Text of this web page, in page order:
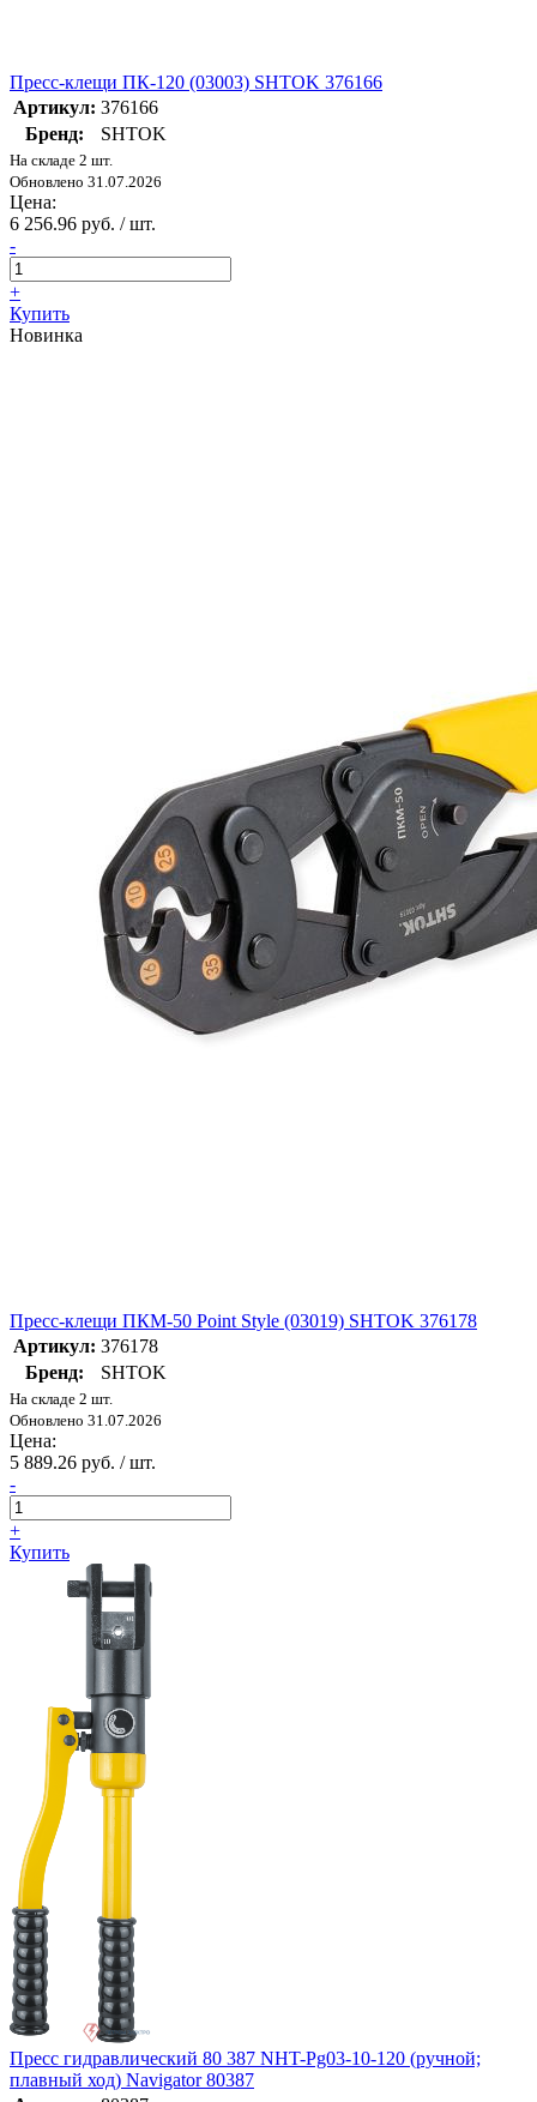
Пресс-клещи ПК-120 (03003) SHTOK 376166
Артикул: 376166
Бренд:
SHTOK
На складе 2 шт.
Обновлено 31.07.2026
Цена:
6 256.96 руб. / шт.
-
+
Купить
Новинка
Пресс-клещи ПКМ-50 Point Style (03019) SHTOK 376178
Артикул: 376178
Бренд:
SHTOK
На складе 2 шт.
Обновлено 31.07.2026
Цена:
5 889.26 руб. / шт.
-
+
Купить
Пресс гидравлический 80 387 NHT-Pg03-10-120 (ручной;
плавный ход) Navigator 80387